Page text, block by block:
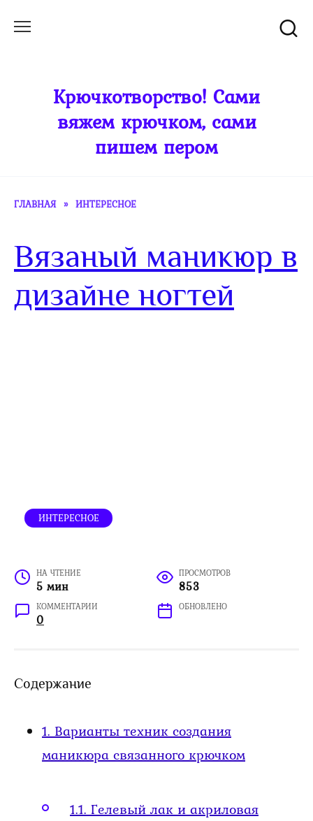
Крючкотворство! Сами
вяжем крючком, сами
пишем пером
ГЛАВНАЯ » ИНТЕРЕСНОЕ
Вязаный маникюр в
дизайне ногтей
ИНТЕРЕСНОЕ
НА ЧТЕНИЕ
5 мин
ПРОСМОТРОВ
853
КОММЕНТАРИИ
0
ОБНОВЛЕНО
Содержание
1.Варианты техник создания
маникюра связанного крючком
1.1.Гелевый лак и акриловая